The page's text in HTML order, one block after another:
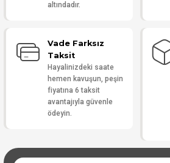
altındadır.
Vade Farksız
Taksit
Hayalinizdeki saate
hemen kavuşun, peşin
fiyatına 6 taksit
avantajıyla güvenle
ödeyin.